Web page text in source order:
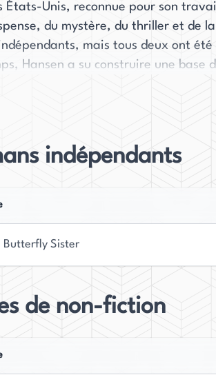
États-Unis, reconnue pour son
du mystère, du thriller et de
mais tous deux ont été
Hansen a su construire une base
roman.
College de Kenosha, dans le
s'est orientée vers une carrière de
a reçu des éloges significatifs
littéraire, Amy Gail Hansen continue
promise dans le genre de la fiction
indépendants
Butterfly Sister
de non-fiction